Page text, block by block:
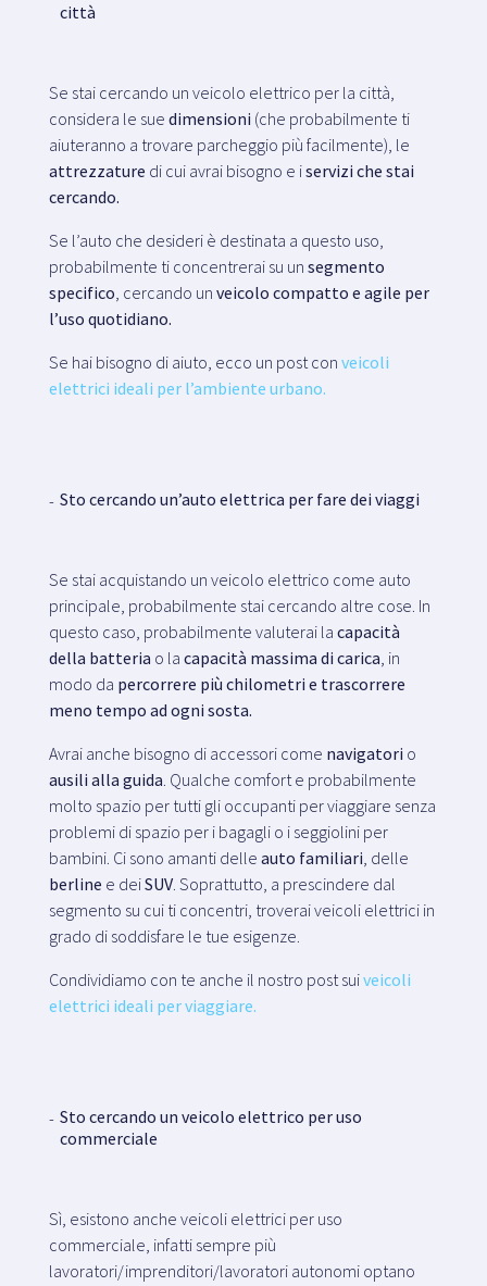
città
Se stai cercando un veicolo elettrico per la città,
considera le sue dimensioni (che probabilmente ti
aiuteranno a trovare parcheggio più facilmente), le
attrezzature di cui avrai bisogno e iservizi che stai
cercando.
Se l’auto che desideri è destinata a questo uso,
probabilmente ti concentrerai su un segmento
specifico , cercando un veicolo compatto e agile per
l’uso quotidiano.
Se hai bisogno di aiuto, ecco un post con veicoli
elettrici ideali per l’ambiente urbano.
Sto cercando un’auto elettrica per fare dei viaggi
Se stai acquistando un veicolo elettrico come auto
principale, probabilmente stai cercando altre cose. In
questo caso, probabilmente valuterai la capacità
della batteria o la capacità massima di carica , in
modo da percorrere più chilometri e trascorrere
meno tempo ad ogni sosta.
Avrai anche bisogno di accessori come navigatori o
ausili alla guida . Qualche comfort e probabilmente
molto spazio per tutti gli occupanti per viaggiare senza
problemi di spazio per i bagagli o i seggiolini per
bambini. Ci sono amanti delle auto familiari , delle
berline e deiSUV. Soprattutto, a prescindere dal
segmento su cui ti concentri, troverai veicoli elettrici in
grado di soddisfare le tue esigenze.
Condividiamo con te anche il nostro post suiveicoli
elettrici ideali per viaggiare.
Sto cercando un veicolo elettrico per uso
commerciale
Sì, esistono anche veicoli elettrici per uso
commerciale, infatti sempre più
lavoratori/imprenditori/lavoratori autonomi optano